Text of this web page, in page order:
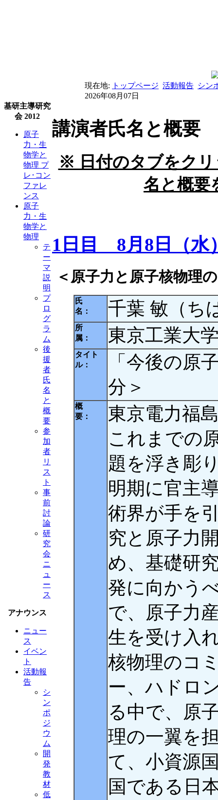
現在地: トップページ 活動報告 シン
2026年08月07日
基研主導研究
会 2012
原子
力・生
物学と
物理 プ
レ･コン
ファレ
ンス
原子
力・生
物学と
物理
テ
ー
マ
説
明
プ
ロ
グ
ラ
ム
後
援
者
氏
名
と
概
要
参
加
者
リ
ス
ト
事
前
討
論
研
究
会
ニ
ュ
ー
ス
アナウンス
ニュー
ス
イベン
ト
活動報
告
シ
ン
ポ
ジ
ウ
ム
開
発
教
材
低
講演者氏名と概要
※ 日付のタブをクリ
名と概要
1日目 8月8日（水
＜原子力と原子核物理
氏
名：
千葉 敏（ち
所
属：
東京工業大
タイト
ル：
「今後の原
分＞
概
要：
東京電力福
これまでの
題を浮き彫
明期に官主
術界が手を
究と原子力
め、基礎研
発に向かう
で、原子力
生を受け入
核物理のコ
ー、ハドロ
る中で、原
理の一翼を
て、小資源
国である日